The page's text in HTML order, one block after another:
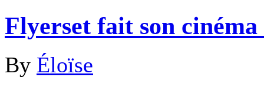
Flyerset fait son
By Éloïse